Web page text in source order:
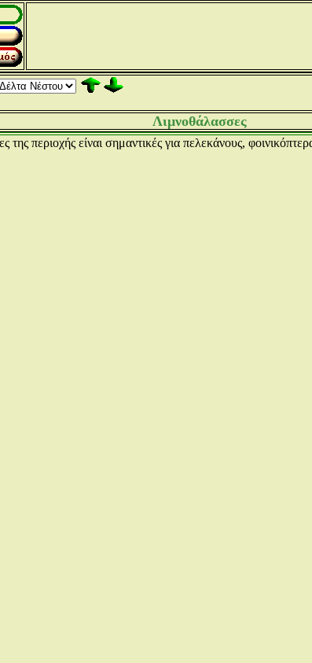
Λιμνοθάλασσες
της περιοχής είναι σημαντικές για πελεκάνους,